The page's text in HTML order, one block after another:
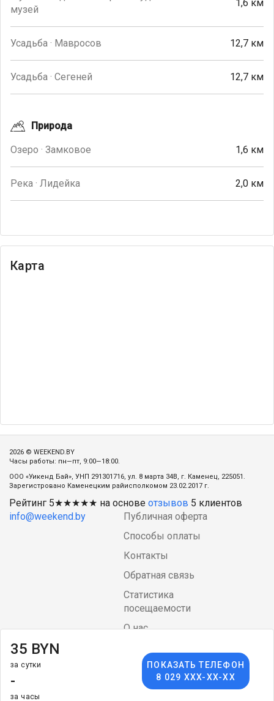
35 BYN
за сутки
-
за часы
ПОКАЗАТЬ ТЕЛЕФОН
8 029 XXX-XX-XX
музей
1,6 км
Усадьба · Мавросов 12,7 км
Усадьба · Сегеней 12,7 км
Природа
Озеро · Замковое 1,6 км
Река · Лидейка 2,0 км
Карта
2026 © WEEKEND.BY
Часы работы: пн—пт, 9:00—18:00.
ООО «Уикенд Бай», УНП 291301716, ул. 8 марта 34В, г. Каменец, 225051.
Зарегистровано Каменецким райисполкомом 23.02.2017 г.
Рейтинг 5★★★★★ на основе отзывов 5 клиентов
info@weekend.by
Публичная оферта
Способы оплаты
Контакты
Обратная связь
Статистика
посещаемости
О нас
Language